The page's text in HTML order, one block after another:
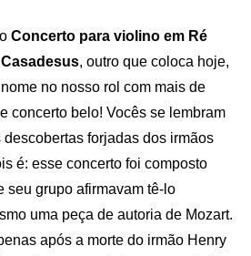
oConcerto para violino em Ré
, outro que coloca hoje,
no nosso rol com mais de
concerto belo! Vocês se lembram
forjadas dos irmãos
é: esse concerto foi composto
seu grupo afirmavam tê-lo
uma peça de autoria de Mozart.
após a morte do irmão Henry